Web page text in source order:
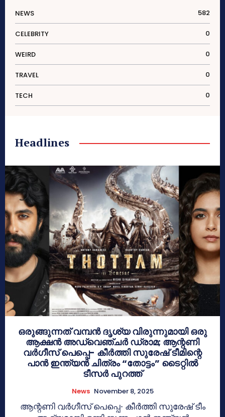
NEWS 582
CELEBRITY 0
WEIRD 0
TRAVEL 0
TECH 0
Headlines
ഒരുങ്ങുന്നത് വമ്പൻ ദൃശ്യ വിരുന്നുമായി ഒരു
ആക്ഷൻ അഡ്വെഞ്ചർ ഡ്രാമ; ആന്റണി
വർഗീസ് പെപ്പെ- കീർത്തി സുരേഷ് ടീമിന്റെ
പാൻ ഇന്ത്യൻ ചിത്രം “തോട്ടം” ടൈറ്റിൽ
ടീസർ പുറത്ത്
News November 8, 2025
ആന്റണി വർഗീസ് പെപ്പെ- കീർത്തി സുരേഷ് ടീം